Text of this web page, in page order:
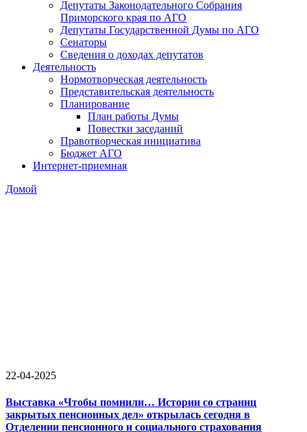
Депутаты Законодательного Собрания
Приморского края по АГО
Депутаты Государственной Думы по АГО
Сенаторы
Сведения о доходах депутатов
Деятельность
Нормотворческая деятельность
Представительская деятельность
Планирование
План работы Думы
Повестки заседаний
Правотворческая инициатива
Бюджет АГО
Интернет-приемная
Домой
22-04-2025
Выставка «Чтобы помнили… Истории со страниц
закрытых пенсионных дел» открылась сегодня в
Отделении пенсионного и социального страхования